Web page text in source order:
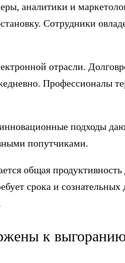
аналитики и
Сотрудники
отрасли.
Профессионалы
подходы
попутчиками.
общая
срока и
к